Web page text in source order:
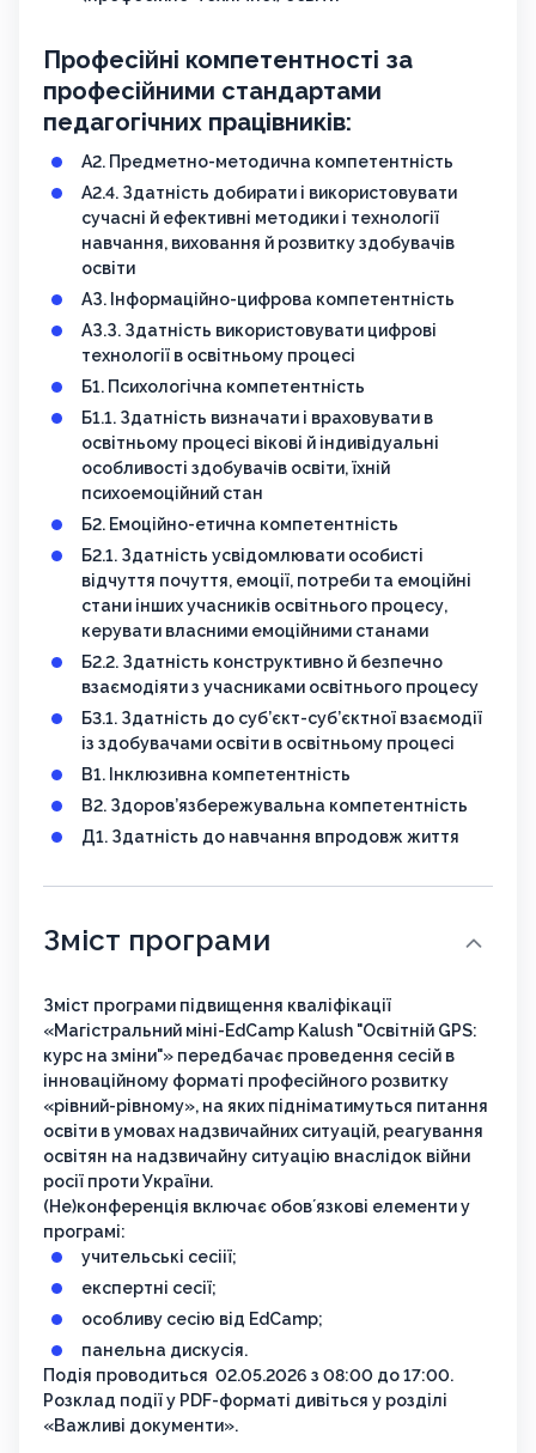
Професійні компетентності за
професійними стандартами
педагогічних працівників:
А2. Предметно-методична компетентність
А2.4. Здатність добирати і використовувати
сучасні й ефективні методики і технології
навчання, виховання й розвитку здобувачів
освіти
АЗ. Інформаційно-цифрова компетентність
АЗ.З. Здатність використовувати цифрові
технології в освітньому процесі
Б1. Психологічна компетентність
Б1.1. Здатність визначати і враховувати в
освітньому процесі вікові й індивідуальні
особливості здобувачів освіти, їхній
психоемоційний стан
Б2. Емоційно-етична компетентність
Б2.1. Здатність усвідомлювати особисті
відчуття почуття, емоції, потреби та емоційні
стани інших учасників освітнього процесу,
керувати власними емоційними станами
Б2.2. Здатність конструктивно й безпечно
взаємодіяти з учасниками освітнього процесу
Б3.1. Здатність до суб’єкт-суб’єктної взаємодії
із здобувачами освіти в освітньому процесі
В1. Інклюзивна компетентність
В2. Здоров’язбережувальна компетентність
Д1. Здатність до навчання впродовж життя
Зміст програми
Зміст програми підвищення кваліфікації
«Магістральний міні-EdCamp Kalush "Освітній GPS:
курс на зміни"» передбачає проведення сесій в
інноваційному форматі професійного розвитку
«рівний-рівному», на яких підніматимуться питання
освіти в умовах надзвичайних ситуацій, реагування
освітян на надзвичайну ситуацію внаслідок війни
росії проти України.
(Не)конференція включає обовʼязкові елементи у
програмі:
учительські сесіії;
експертні сесії;
особливу сесію від EdCamp;
панельна дискусія.
Подія проводиться 02.05.2026 з 08:00 до 17:00.
Розклад події у PDF-форматі дивіться у розділі
«Важливі документи».